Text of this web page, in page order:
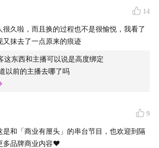
集的叙事差异
靠近传统剧集营销模式
：真概念还是伪命题？
秘：短剧行业挣不挣钱以及怎么挣钱？
监管力度变化
存的短剧出海
14
很久啦，而且换的过程也不是很愉悦，我看了
又抹去了一点原来的痕迹
这东西和主播可以说是高度绑定
以前的主播去哪了吗
9
是和「商业有厘头」的串台节目，也欢迎到隔
多品牌商业内容❤️